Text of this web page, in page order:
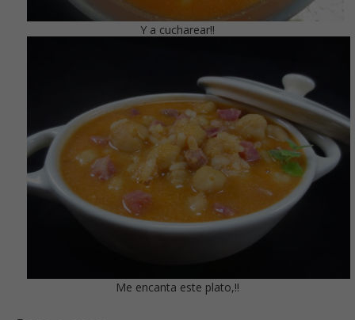
Y a cucharear!!
Me encanta este plato,!!